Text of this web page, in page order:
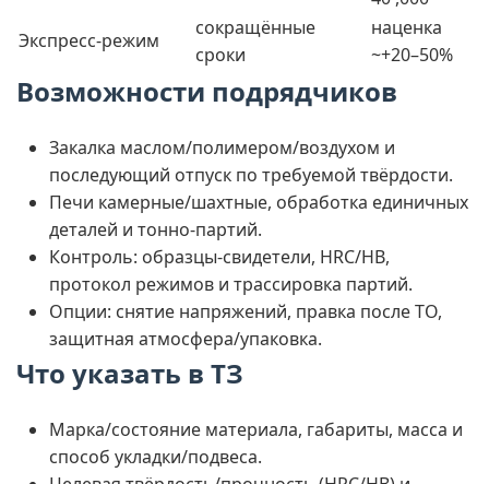
Экспресс-режим
сокращённые
сроки
наценка
~+20–50%
Возможности подрядчиков
Закалка маслом/полимером/воздухом и
последующий отпуск по требуемой твёрдости.
Печи камерные/шахтные, обработка единичных
деталей и тонно-партий.
Контроль: образцы-свидетели, HRC/HB,
протокол режимов и трассировка партий.
Опции: снятие напряжений, правка после ТО,
защитная атмосфера/упаковка.
Что указать в ТЗ
Марка/состояние материала, габариты, масса и
способ укладки/подвеса.